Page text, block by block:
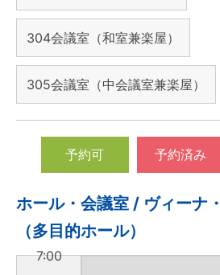
304会議室（和室兼楽屋）
305会議室（中会議室兼楽屋）
予約可 予約済み
ホール・会議室 / ヴィーナ
（多目的ホール）
7:00